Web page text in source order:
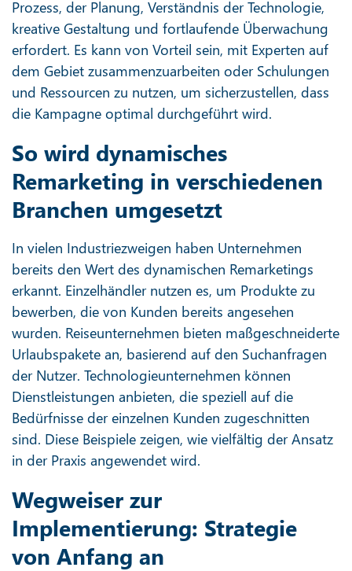
Prozess, der Planung, Verständnis der Technologie,
kreative Gestaltung und fortlaufende Überwachung
erfordert. Es kann von Vorteil sein, mit Experten auf
dem Gebiet zusammenzuarbeiten oder Schulungen
und Ressourcen zu nutzen, um sicherzustellen, dass
die Kampagne optimal durchgeführt wird.
So wird dynamisches
Remarketing in verschiedenen
Branchen umgesetzt
In vielen Industriezweigen haben Unternehmen
bereits den Wert des dynamischen Remarketings
erkannt. Einzelhändler nutzen es, um Produkte zu
bewerben, die von Kunden bereits angesehen
wurden. Reiseunternehmen bieten maßgeschneiderte
Urlaubspakete an, basierend auf den Suchanfragen
der Nutzer. Technologieunternehmen können
Dienstleistungen anbieten, die speziell auf die
Bedürfnisse der einzelnen Kunden zugeschnitten
sind. Diese Beispiele zeigen, wie vielfältig der Ansatz
in der Praxis angewendet wird.
Wegweiser zur
Implementierung: Strategie
von Anfang an